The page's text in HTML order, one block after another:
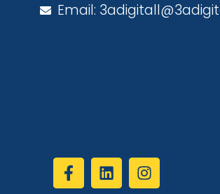
Email: